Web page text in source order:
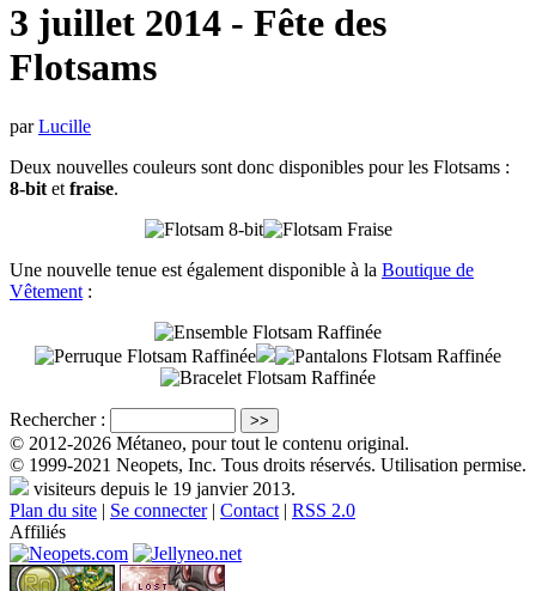
3 juillet 2014 - Fête des
Flotsams
parLucille
Deux nouvelles couleurs sont donc disponibles pour les Flotsams :
8-bit et fraise.
Une nouvelle tenue est également disponible à la Boutique de
Vêtement :
Rechercher :
© 2012-2026 Métaneo, pour tout le contenu original.
© 1999-2021 Neopets, Inc. Tous droits réservés. Utilisation permise.
visiteurs depuis le 19 janvier 2013.
Plan du site | Se connecter| Contact | RSS 2.0
Affiliés